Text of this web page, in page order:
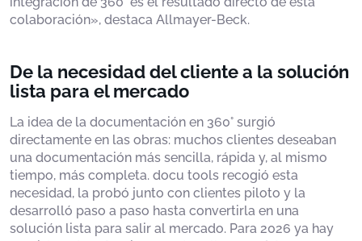
colaboración», destaca Allmayer-Beck.
De la necesidad del cliente a la solución
lista para el mercado
La idea de la documentación en 360° surgió
directamente en las obras: muchos clientes deseaban
una documentación más sencilla, rápida y, al mismo
tiempo, más completa. docu tools recogió esta
necesidad, la probó junto con clientes piloto y la
desarrolló paso a paso hasta convertirla en una
solución lista para salir al mercado. Para 2026 ya hay